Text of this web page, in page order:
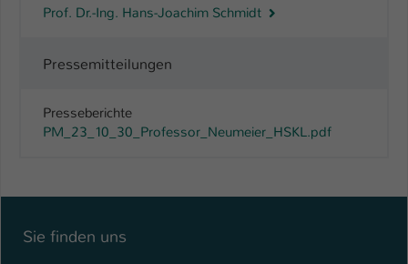
Prof. Dr.-Ing. Hans-Joachim Schmidt
Pressemitteilungen
Presseberichte
PM_23_10_30_Professor_Neumeier_HSKL.pdf
Sie finden uns